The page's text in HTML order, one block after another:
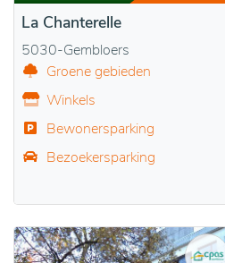
La Chanterelle
5030-Gembloers
Groene gebieden
Winkels
Bewonersparking
Bezoekersparking